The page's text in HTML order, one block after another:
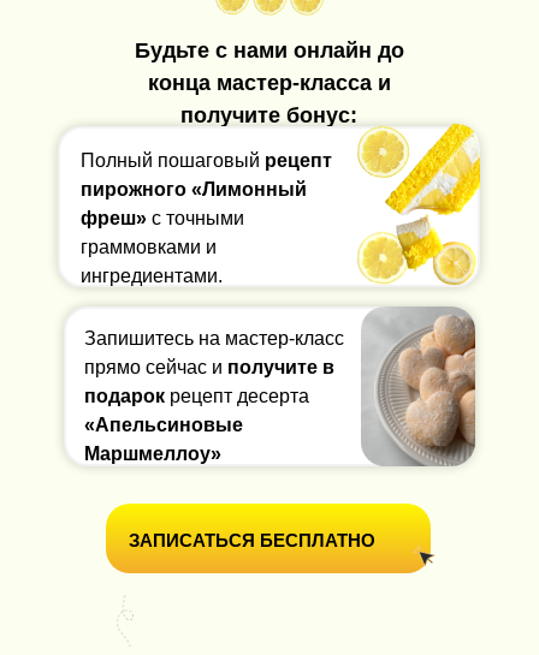
Будьте с нами онлайн до
конца мастер-класса и
получите бонус:
Полный пошаговый рецепт
пирожного «Лимонный
фреш» с точными
граммовками и
ингредиентами.
ЗАПИСАТЬСЯ БЕСПЛАТНО
Запишитесь на мастер-класс
прямо сейчас и получите в
подарок рецепт десерта
«Апельсиновые
Маршмеллоу»